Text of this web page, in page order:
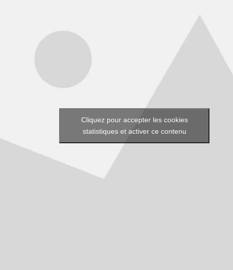
Cliquez pour accepter les cookies
statistiques et activer ce contenu